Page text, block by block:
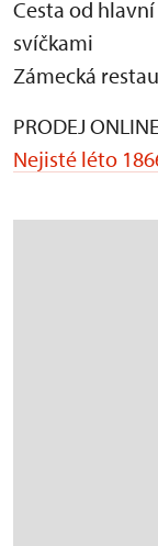
Cesta od
svíčkami
Zámecká
PRODEJ
Nejisté léto